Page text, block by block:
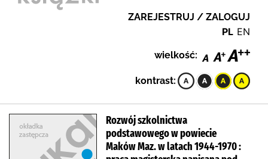
ZAREJESTRUJ / ZALOGUJ
PL EN
wielkość:
kontrast:
Rozwój szkolnictwa
podstawowego w powiecie
Maków Maz. w latach 1944-1970 :